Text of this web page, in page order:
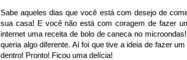
Sabe aqueles dias que você está com desejo de
sua casa! E você não está com coragem de fazer
internet uma receita de bolo de caneca no
queria algo diferente. Aí foi que tive a ideia de fazer
dentro! Pronto! Ficou uma delícia!